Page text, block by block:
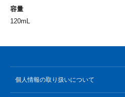
容量
120mL
個人情報の取り扱いについて